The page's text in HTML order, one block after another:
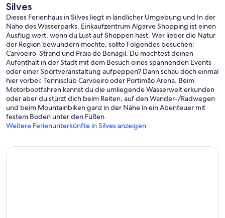
Silves
Dieses Ferienhaus in Silves liegt in ländlicher Umgebung und In der
Nähe des Wasserparks. Einkaufzentrum Algarve Shopping ist einen
Ausflug wert, wenn du Lust auf Shoppen hast. Wer lieber die Natur
der Region bewundern möchte, sollte Folgendes besuchen:
Carvoeiro-Strand und Praia de Benagil. Du möchtest deinen
Aufenthalt in der Stadt mit dem Besuch eines spannenden Events
oder einer Sportveranstaltung aufpeppen? Dann schau doch einmal
hier vorbei: Tennisclub Carvoeiro oder Portimão Arena. Beim
Motorbootfahren kannst du die umliegende Wasserwelt erkunden
oder aber du stürzt dich beim Reiten, auf den Wander-/Radwegen
und beim Mountainbiken ganz in der Nähe in ein Abenteuer mit
festem Boden unter den Füßen.
Weitere Ferienunterkünfte in Silves anzeigen